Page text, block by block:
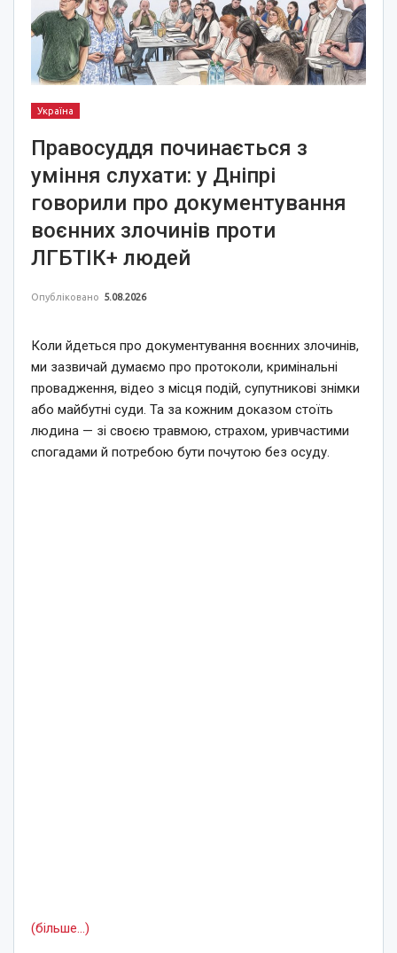
Україна
Правосуддя починається з
уміння слухати: у Дніпрі
говорили про документування
воєнних злочинів проти
ЛГБТІК+ людей
Опубліковано 5.08.2026
Коли йдеться про документування воєнних злочинів,
ми зазвичай думаємо про протоколи, кримінальні
провадження, відео з місця подій, супутникові знімки
або майбутні суди. Та за кожним доказом стоїть
людина — зі своєю травмою, страхом, уривчастими
спогадами й потребою бути почутою без осуду.
(більше…)